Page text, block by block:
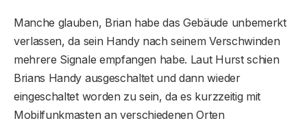
Manche glauben, Brian habe das Gebäude unbemerkt
verlassen, da sein Handy nach seinem Verschwinden
mehrere Signale empfangen habe. Laut Hurst schien
Brians Handy ausgeschaltet und dann wieder
eingeschaltet worden zu sein, da es kurzzeitig mit
Mobilfunkmasten an verschiedenen Orten